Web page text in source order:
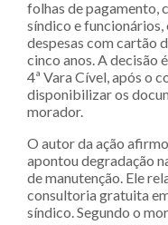
folhas de pagamento,
síndico e
despesas com cartão
cinco anos. A decisão
4ª Vara Cível, após o
disponibilizar os
morador.
O autor da ação
apontou degradação
de manutenção. Ele
consultoria gratuita
síndico. Segundo o